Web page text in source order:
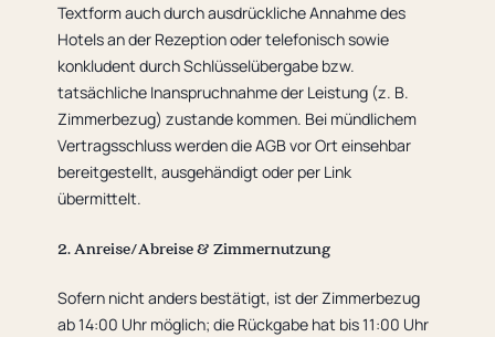
Textform auch durch ausdrückliche Annahme des
Hotels an der Rezeption oder telefonisch sowie
konkludent durch Schlüsselübergabe bzw.
tatsächliche Inanspruchnahme der Leistung (z. B.
Zimmerbezug) zustande kommen. Bei mündlichem
Vertragsschluss werden die AGB vor Ort einsehbar
bereitgestellt, ausgehändigt oder per Link
übermittelt.
2. Anreise/Abreise & Zimmernutzung
Sofern nicht anders bestätigt, ist der Zimmerbezug
ab 14:00 Uhr möglich; die Rückgabe hat bis 11:00 Uhr